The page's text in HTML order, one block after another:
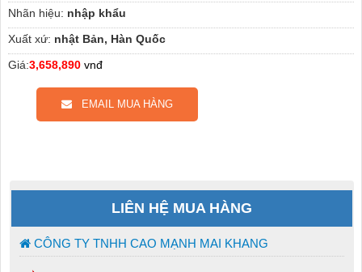
Nhãn hiệu: nhập khẩu
Xuất xứ: nhật Bản, Hàn Quốc
Giá:3,658,890 vnđ
EMAIL MUA HÀNG
LIÊN HỆ MUA HÀNG
CÔNG TY TNHH CAO MẠNH MAI KHANG